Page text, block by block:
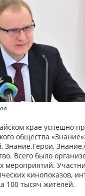
крае успешно
общества «Знание»:
Знание.Герои,
Всего было
мероприятий.
кинопоказов,
100 тысяч жителей.